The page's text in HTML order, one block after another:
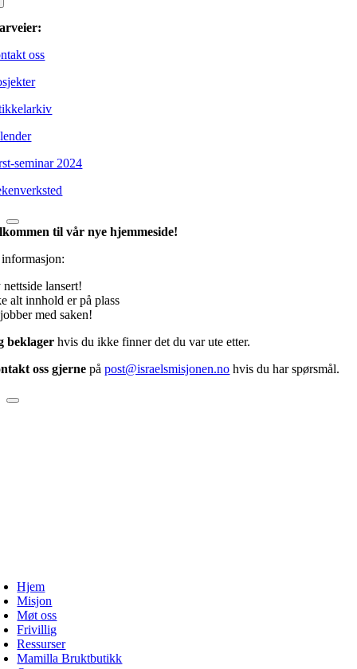
oss
seminar 2024
til vår nye hjemmeside!
lansert!
alt innhold er på plass
med saken!
beklager hvis du ikke finner det du var ute etter.
oss gjerne påpost@israelsmisjonen.no hvis du har spørsmål.
Hjem
Misjon
Møt oss
Frivillig
Ressurser
Mamilla Bruktbutikk